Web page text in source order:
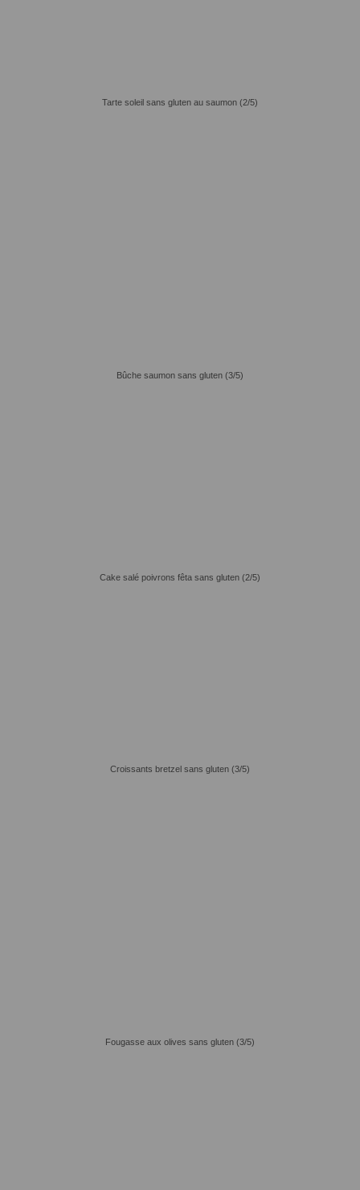
Tarte soleil sans gluten au saumon (2/5)
Bûche saumon sans gluten (3/5)
Cake salé poivrons fêta sans gluten (2/5)
Croissants bretzel sans gluten (3/5)
Fougasse aux olives sans gluten (3/5)